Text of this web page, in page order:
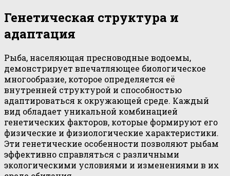
Генетическая структура и
адаптация
Рыба, населяющая пресноводные водоемы,
демонстрирует впечатляющее биологическое
многообразие, которое определяется её
внутренней структурой и способностью
адаптироваться к окружающей среде. Каждый
вид обладает уникальной комбинацией
генетических факторов, которые формируют его
физические и физиологические характеристики.
Эти генетические особенности позволяют рыбам
эффективно справляться с различными
экологическими условиями и изменениями в их